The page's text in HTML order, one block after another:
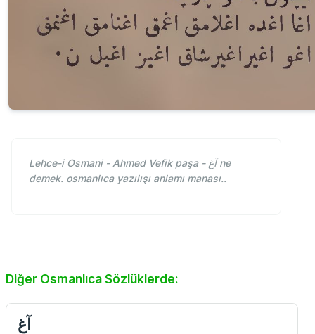
Lehce-i Osmani - Ahmed Vefik paşa - آغ ne
demek. osmanlıca yazılışı anlamı manası..
Diğer Osmanlıca Sözlüklerde:
آغ